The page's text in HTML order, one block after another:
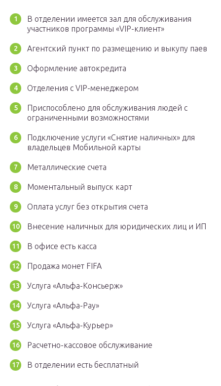
В отделении имеется зал для обслуживания
участников программы «VIP-клиент»
Агентский пункт по размещению и выкупу паев
Оформление автокредита
Отделения с VIP-менеджером
Приспособлено для обслуживания людей с
ограниченными возможностями
Подключение услуги «Снятие наличных» для
владельцев Мобильной карты
Металлические счета
Моментальный выпуск карт
Оплата услуг без открытия счета
Внесение наличных для юридических лиц и ИП
В офисе есть касса
Продажа монет FIFA
Услуга «Альфа-Консьерж»
Услуга «Альфа-Pay»
Услуга «Альфа-Курьер»
Расчетно-кассовое обслуживание
В отделении есть бесплатный